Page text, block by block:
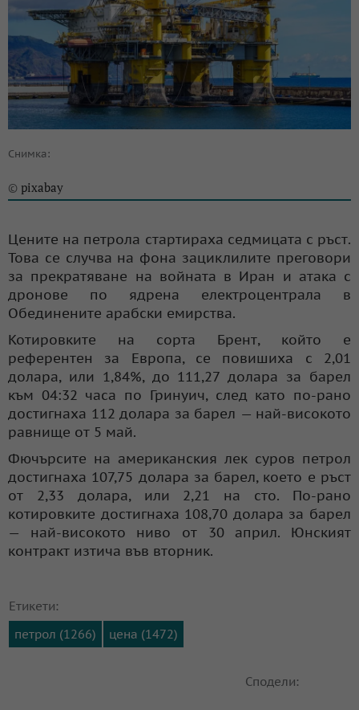
Снимка:
© pixabay
Цените на петрола стартираха седмицата с ръст.
Това се случва на фона зациклилите преговори
за прекратяване на войната в Иран и атака с
дронове по ядрена електроцентрала в
Обединените арабски емирства.
Котировките на сорта Брент, който е
референтен за Европа, се повишиха с 2,01
долара, или 1,84%, до 111,27 долара за барел
към 04:32 часа по Гринуич, след като по-рано
достигнаха 112 долара за барел — най-високото
равнище от 5 май.
Фючърсите на американския лек суров петрол
достигнаха 107,75 долара за барел, което е ръст
от 2,33 долара, или 2,21 на сто. По-рано
котировките достигнаха 108,70 долара за барел
— най-високото ниво от 30 април. Юнският
контракт изтича във вторник.
Етикети:
петрол (1266)
цена (1472)
Сподели: